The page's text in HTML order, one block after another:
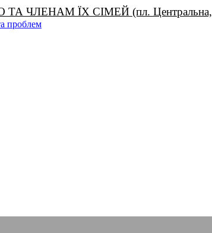
ЇХ СІМЕЙ (пл. Центральна, 1),
проблем